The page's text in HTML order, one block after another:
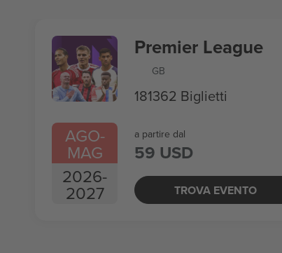
AGO-
MAG
2026-
2027
Premier League
GB
181362 Biglietti
a partire dal
59 USD
TROVA EVENTO